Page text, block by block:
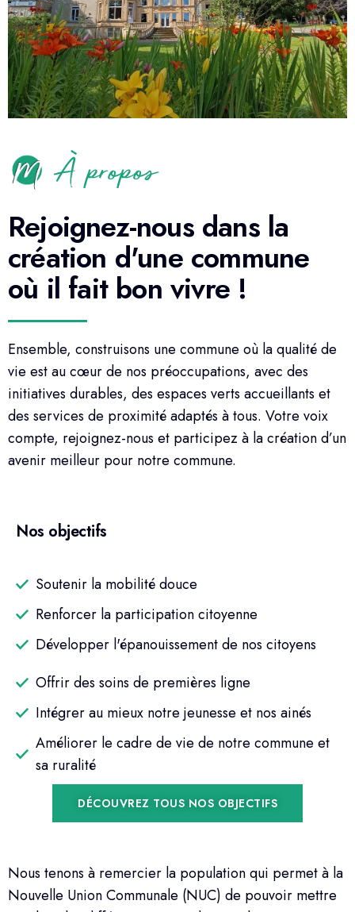
À propos
Rejoignez-nous dans la
création d'une commune
où il fait bon vivre !
Ensemble, construisons une commune où la qualité de
vie est au cœur de nos préoccupations, avec des
initiatives durables, des espaces verts accueillants et
des services de proximité adaptés à tous. Votre voix
compte, rejoignez-nous et participez à la création d’un
avenir meilleur pour notre commune.
Nos objectifs
Soutenir la mobilité douce
Renforcer la participation citoyenne
Développer l'épanouissement de nos citoyens
Offrir des soins de premières ligne
Intégrer au mieux notre jeunesse et nos ainés
Améliorer le cadre de vie de notre commune et
sa ruralité
DÉCOUVREZ TOUS NOS OBJECTIFS
Nous tenons à remercier la population qui permet à la
Nouvelle Union Communale (NUC) de pouvoir mettre